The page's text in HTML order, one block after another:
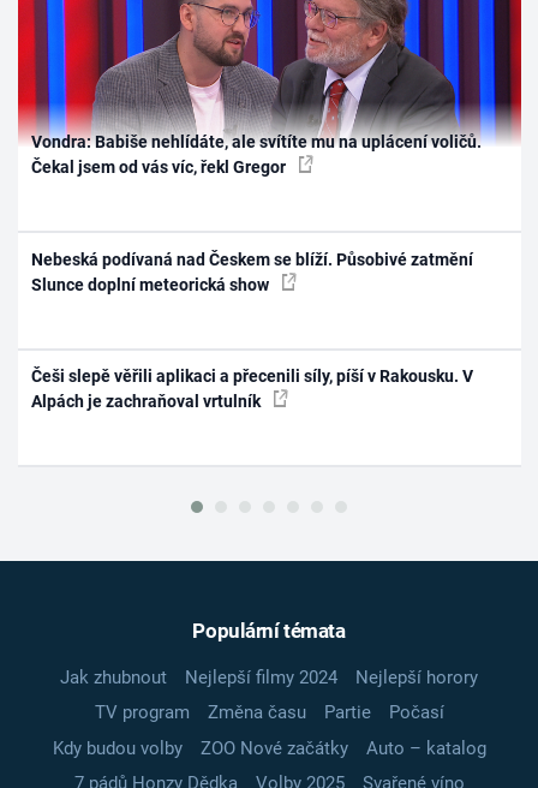
Vondra: Babiše nehlídáte, ale svítíte mu na uplácení voličů.
Čekal jsem od vás víc, řekl Gregor
Nebeská podívaná nad Českem se blíží. Působivé zatmění
Slunce doplní meteorická show
Češi slepě věřili aplikaci a přecenili síly, píší v Rakousku. V
Alpách je zachraňoval vrtulník
Populární témata
Jak zhubnout Nejlepší filmy 2024
Nejlepší horory
TV program
Změna času Partie
Počasí
Kdy budou volby
ZOO Nové začátky
Auto – katalog
7 pádů Honzy Dědka
Volby 2025
Svařené víno